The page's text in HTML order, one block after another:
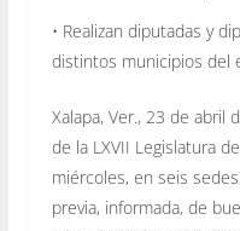
• Realizan diputadas y
distintos municipios del
Xalapa, Ver., 23 de abril
de la LXVII Legislatura
miércoles, en seis
previa, informada, de